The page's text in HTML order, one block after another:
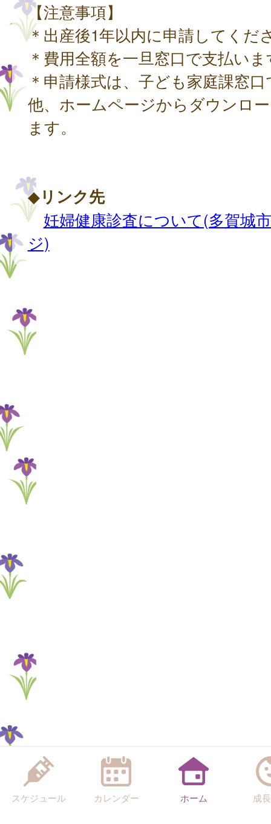
【注意事項】
＊出産後1年以内に申請してくだ
＊費用全額を一旦窓口で支払い
＊申請様式は、子ども家庭課窓
他、ホームページからダウンロ
ます。
◆リンク先
妊婦健康診査について(多賀城
ジ)
スケジュール カレンダー ホーム 成